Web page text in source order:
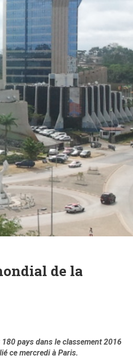
de la
pays dans le classement 2016
ce mercredi à Paris.